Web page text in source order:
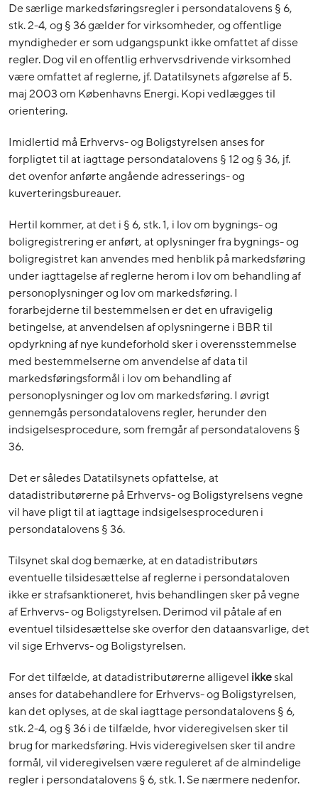
De særlige markedsføringsregler i persondatalovens § 6,
stk. 2-4, og § 36 gælder for virksomheder, og offentlige
myndigheder er som udgangspunkt ikke omfattet af disse
regler. Dog vil en offentlig erhvervsdrivende virksomhed
være omfattet af reglerne, jf. Datatilsynets afgørelse af 5.
maj 2003 om Københavns Energi. Kopi vedlægges til
orientering.
Imidlertid må Erhvervs- og Boligstyrelsen anses for
forpligtet til at iagttage persondatalovens § 12 og § 36, jf.
det ovenfor anførte angående adresserings- og
kuverteringsbureauer.
Hertil kommer, at det i § 6, stk. 1, i lov om bygnings- og
boligregistrering er anført, at oplysninger fra bygnings- og
boligregistret kan anvendes med henblik på markedsføring
under iagttagelse af reglerne herom i lov om behandling af
personoplysninger og lov om markedsføring. I
forarbejderne til bestemmelsen er det en ufravigelig
betingelse, at anvendelsen af oplysningerne i BBR til
opdyrkning af nye kundeforhold sker i overensstemmelse
med bestemmelserne om anvendelse af data til
markedsføringsformål i lov om behandling af
personoplysninger og lov om markedsføring. I øvrigt
gennemgås persondatalovens regler, herunder den
indsigelsesprocedure, som fremgår af persondatalovens §
36.
Det er således Datatilsynets opfattelse, at
datadistributørerne på Erhvervs- og Boligstyrelsens vegne
vil have pligt til at iagttage indsigelsesproceduren i
persondatalovens § 36.
Tilsynet skal dog bemærke, at en datadistributørs
eventuelle tilsidesættelse af reglerne i persondataloven
ikke er strafsanktioneret, hvis behandlingen sker på vegne
af Erhvervs- og Boligstyrelsen. Derimod vil påtale af en
eventuel tilsidesættelse ske overfor den dataansvarlige, det
vil sige Erhvervs- og Boligstyrelsen.
For det tilfælde, at datadistributørerne alligevel ikkeskal
anses for databehandlere for Erhvervs- og Boligstyrelsen,
kan det oplyses, at de skal iagttage persondatalovens § 6,
stk. 2-4, og § 36 i de tilfælde, hvor videregivelsen sker til
brug for markedsføring. Hvis videregivelsen sker til andre
formål, vil videregivelsen være reguleret af de almindelige
regler i persondatalovens § 6, stk. 1. Se nærmere nedenfor.